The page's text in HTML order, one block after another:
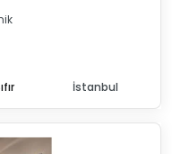
İstanbul